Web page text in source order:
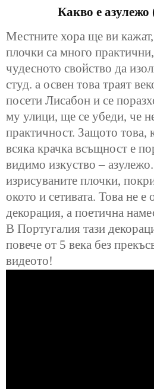
Какво е азулежо
Местните хора ще ви
плочки са много
чудесното свойство да
студ. а освен това траят
посети Лисабон и се
му улици, ще се убеди, че
практичност. Защото това,
всяка крачка всъщност е
видимо изкуство –
изрисуваните плочки,
окото и сетивата. Това не е
декорация, а поетична
В Португалия тази
повече от 5 века без
видеото!